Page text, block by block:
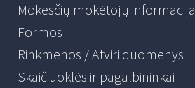
Mokesčių mokėtojų informacija
Formos
Rinkmenos / Atviri duomenys
Skaičiuoklės ir pagalbininkai